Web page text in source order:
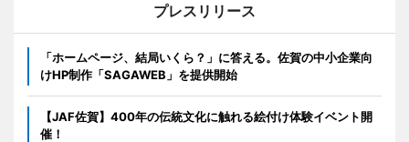
プレスリリース
「ホームページ、結局いくら？」に答える。佐賀の中小企業向
けHP制作「SAGAWEB」を提供開始
【JAF佐賀】400年の伝統文化に触れる絵付け体験イベント開
催！